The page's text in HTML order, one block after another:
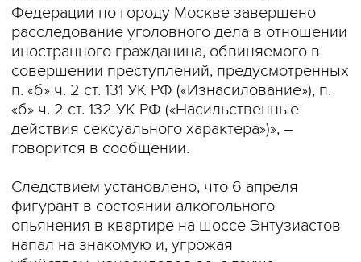
Федерации по городу Москве завершено
расследование уголовного дела в отношении
иностранного гражданина, обвиняемого в
совершении преступлений, предусмотренных
п. «б» ч. 2 ст. 131 УК РФ («Изнасилование»), п.
«б» ч. 2 ст. 132 УК РФ («Насильственные
действия сексуального характера»)», –
говорится в сообщении.
Следствием установлено, что 6 апреля
фигурант в состоянии алкогольного
опьянения в квартире на шоссе Энтузиастов
напал на знакомую и, угрожая